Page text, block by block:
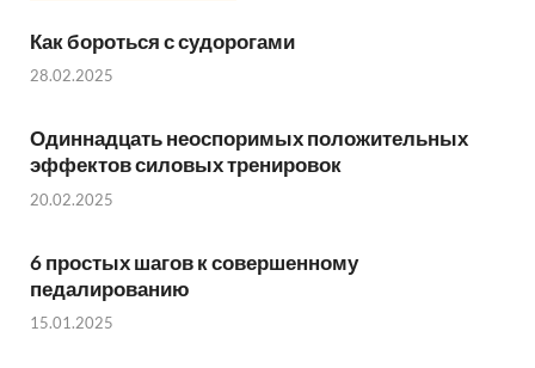
Как бороться с судорогами
28.02.2025
Одиннадцать неоспоримых положительных
эффектов силовых тренировок
20.02.2025
6 простых шагов к совершенному
педалированию
15.01.2025